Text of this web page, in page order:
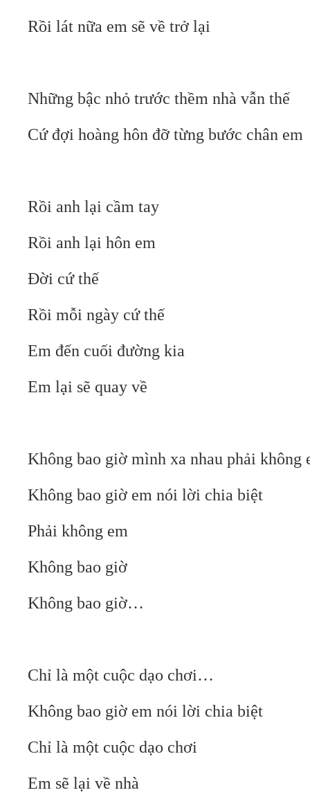
Rồi lát nữa em sẽ về trở lại
Những bậc nhỏ trước thềm nhà vẫn thế
Cứ đợi hoàng hôn đỡ từng bước chân em
Rồi anh lại cầm tay
Rồi anh lại hôn em
Đời cứ thế
Rồi mỗi ngày cứ thế
Em đến cuối đường kia
Em lại sẽ quay về
Không bao giờ mình xa nhau phải không
Không bao giờ em nói lời chia biệt
Phải không em
Không bao giờ
Không bao giờ…
Chỉ là một cuộc dạo chơi…
Không bao giờ em nói lời chia biệt
Chỉ là một cuộc dạo chơi
Em sẽ lại về nhà